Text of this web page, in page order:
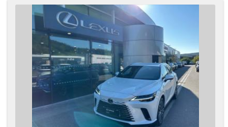
sedadla, Scheinwerferwaschanlagen, Bordcomputer,
Panoramadach, Parkassistent, Fahrkamera, parkovací
senzory přední, parkovací senzory zadní, erfüllt 'EURO VI',
Antrieb 4x4, Antriebsschlupfregelung (ASR), Vorderlichter
LED, Fahrgestell Steifheitsregelung, Frontmassagesitze,
Heckmassagesitze, Abnutzungssensor des Bremsbelages,
Scheibenwischersensor, Lichtsensor, Reifendrucksensor,
Überwachung der Ermüdung des Fahrers, Sportsitze,
Elektronisches Stabilitätsprogramm (ESP), starten per
Taste, Dachscheibe, El. Dachfenster, Tempomat, Getönte
Scheiben, Außenthermometer, beheizte Sitze, beheizte
Spiegel, beheizte Frontscheibe, beheizte Lenkrad,
höheneinstellbare Sitze, höheneinstellbare Fahrersitz,
Heckscheibenwischer, Heck LED Leuchte, Garantie